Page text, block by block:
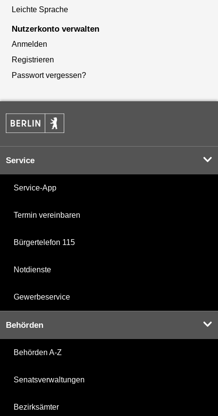
Leichte Sprache
Nutzerkonto verwalten
Anmelden
Registrieren
Passwort vergessen?
Service
Service-App
Termin vereinbaren
Bürgertelefon 115
Notdienste
Gewerbeservice
Behörden
Behörden A-Z
Senatsverwaltungen
Bezirksämter